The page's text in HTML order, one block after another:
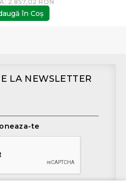
2.857,02 RON
în Coş
LA NEWSLETTER
te